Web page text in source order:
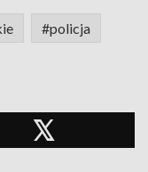
#policja